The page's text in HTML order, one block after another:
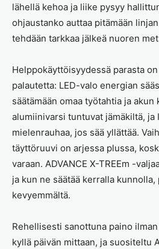
lähellä kehoa ja liike pysyy
ohjaustanko auttaa pitämään
tehdään tarkkaa jälkeä nuoren
Helppokäyttöisyydessä parasta
palautetta: LED-valo energian
säätämään omaa työtahtia ja akun
alumiinivarsi tuntuvat jämäkiltä, ja
mielenrauhaa, jos sää yllättää.
täyttöruuvi on arjessa plussa,
varaan. ADVANCE X-TREEm -
ja kun ne säätää kerralla
kevyemmältä.
Rehellisesti sanottuna paino
kyllä päivän mittaan, ja suositeltu